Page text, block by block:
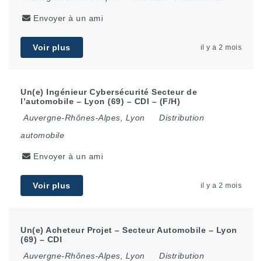
Envoyer à un ami
Voir plus il y a 2 mois
Un(e) Ingénieur Cybersécurité Secteur de
l’automobile – Lyon (69) – CDI – (F/H)
Auvergne-Rhônes-Alpes
Lyon
Distribution
automobile
Envoyer à un ami
Voir plus il y a 2 mois
Un(e) Acheteur Projet – Secteur Automobile – Lyon
(69) – CDI
Auvergne-Rhônes-Alpes
Lyon
Distribution